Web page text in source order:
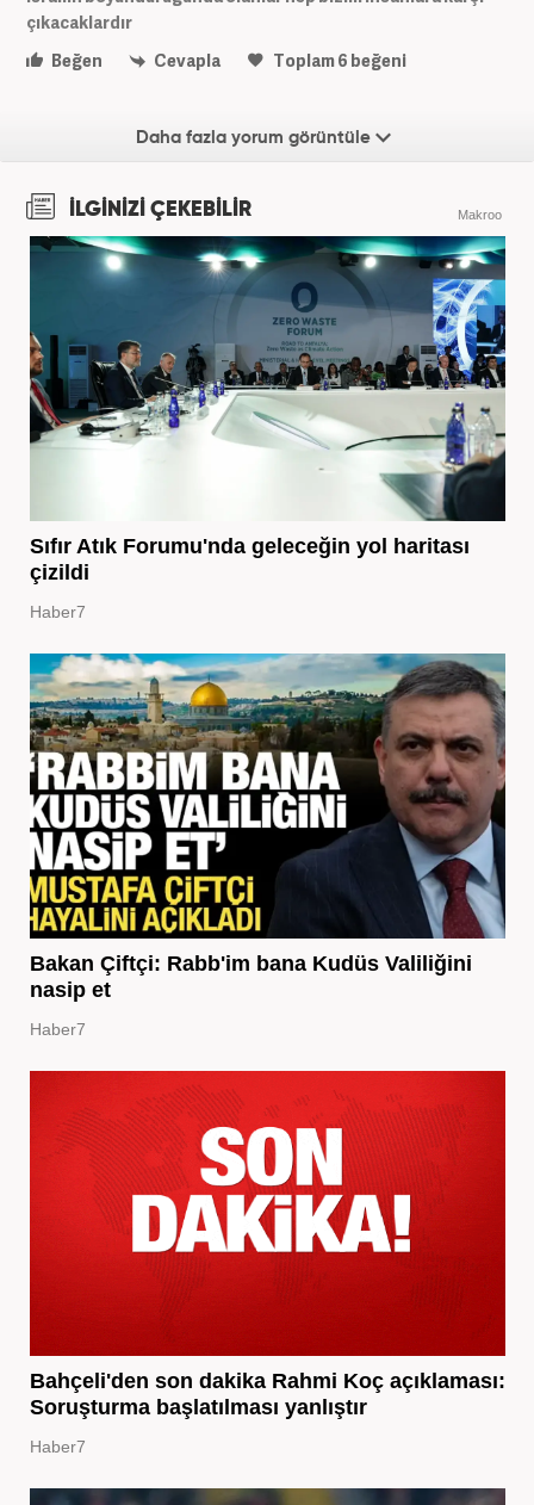
çıkacaklardır
Beğen
Cevapla Toplam6 beğeni
Daha fazla yorum görüntüle
İLGİNİZİ ÇEKEBİLİR Makroo
Sıfır Atık Forumu'nda geleceğin yol haritası
çizildi
Haber7
Bakan Çiftçi: Rabb'im bana Kudüs Valiliğini
nasip et
Haber7
Bahçeli'den son dakika Rahmi Koç açıklaması:
Soruşturma başlatılması yanlıştır
Haber7